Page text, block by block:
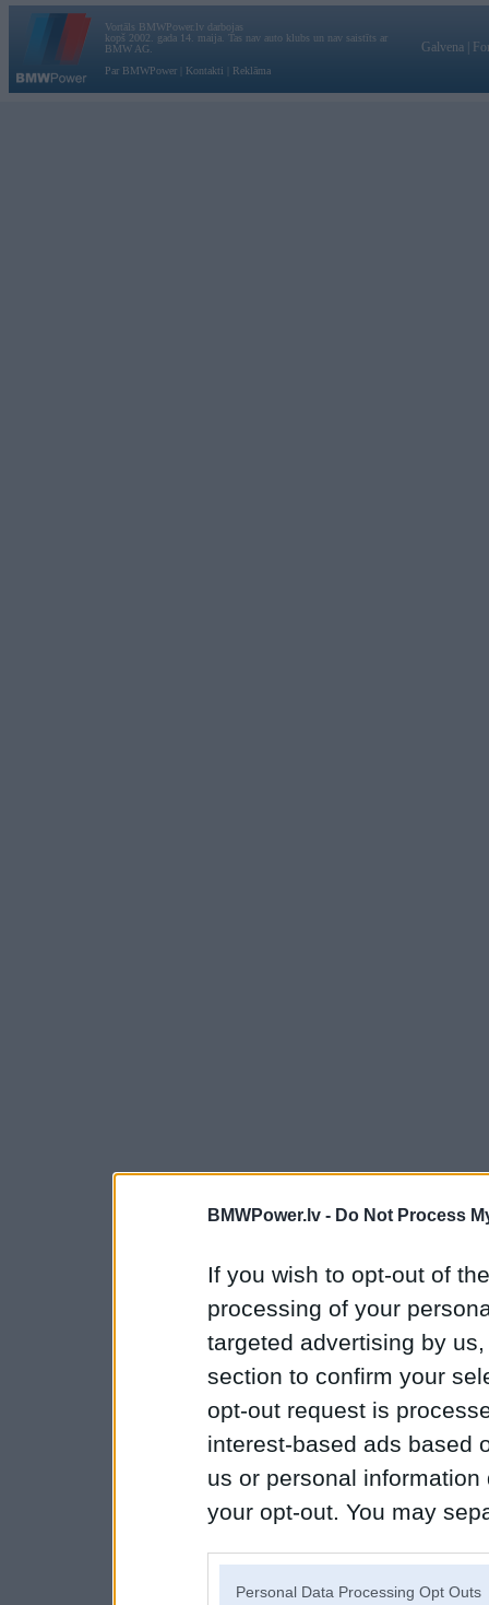
BMWPower.lv - Do Not Process
If you wish to opt-out of
processing of your
targeted advertising by
section to confirm your
opt-out request is
interest-based ads based
us or personal
your opt-out. You may
Personal Data Processing Opt Outs
Vortāls BMWPower.lv darbojas
kopš 2002. gada 14. maija. Tas nav auto klubs un nav saistīts ar
BMW AG.
Par BMWPower
Kontakti Reklāma
Galvena